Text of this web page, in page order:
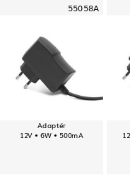
55058A
Adaptér
12V • 6W • 500mA